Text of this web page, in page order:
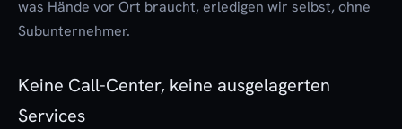
was Hände vor Ort braucht, erledigen wir selbst, ohne
Subunternehmer.
Keine Call-Center, keine ausgelagerten
Services